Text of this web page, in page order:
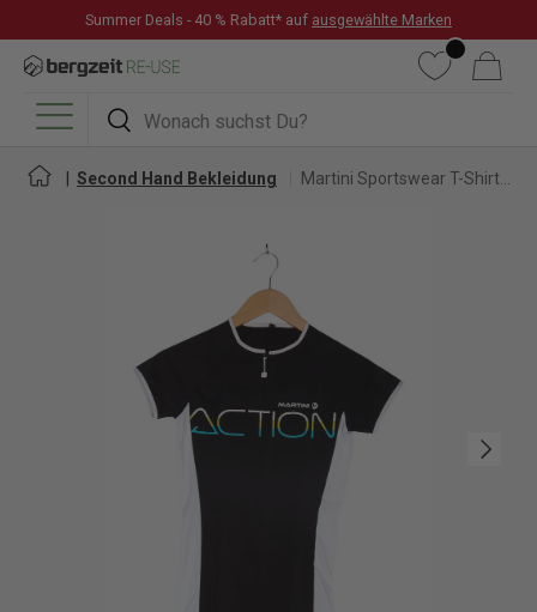
DIREKT ZUM INHALT
Summer Deals - 40 % Rabatt* auf ausgewählte Marken
Suchen
Suchen
WunschlisteWarenkorb
Menü
Second Hand Bekleidung
Nächste